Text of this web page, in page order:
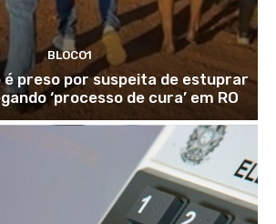
BLOCO1
é preso por suspeita de estuprar
‘processo de cura’ em RO